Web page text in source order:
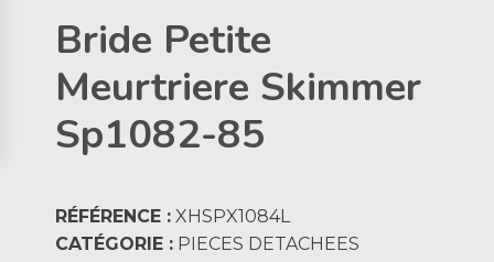
Bride Petite
Meurtriere Skimmer
Sp1082-85
RÉFÉRENCE : XHSPX1084L
CATÉGORIE : PIECES DETACHEES